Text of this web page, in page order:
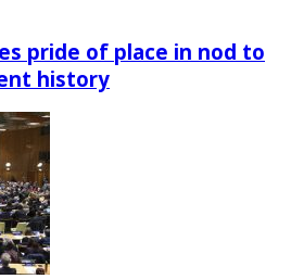
pride of place in nod to
history